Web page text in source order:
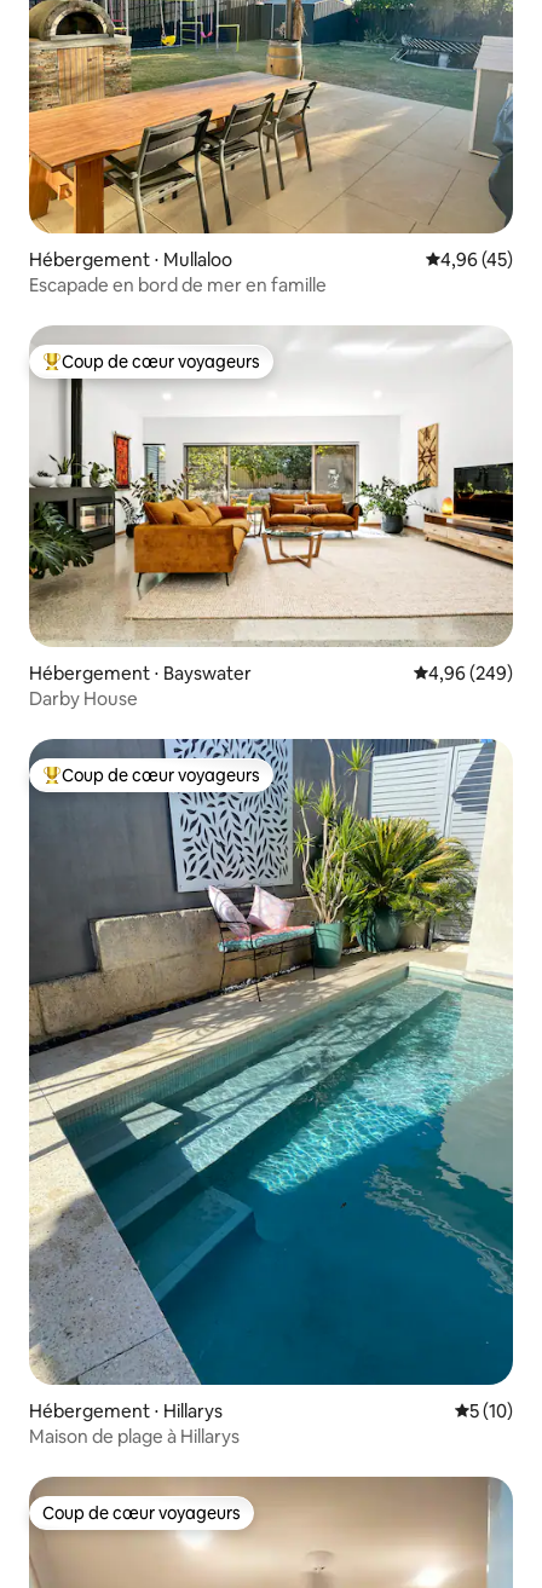
Hébergement ⋅ Mullaloo Évaluation
4,96 (45)
Escapade en bord de mer en famille
Coups de cœur voyageurs les plus appréciés
Coup de cœur voyageurs
Hébergement ⋅ Bayswater Évaluation
4,96 (249)
Darby House
Coups de cœur voyageurs les plus appréciés
Coup de cœur voyageurs
Hébergement ⋅ Hillarys
5 (10)
Maison de plage à Hillarys
Coup de cœur voyageurs
Coup de cœur voyageurs